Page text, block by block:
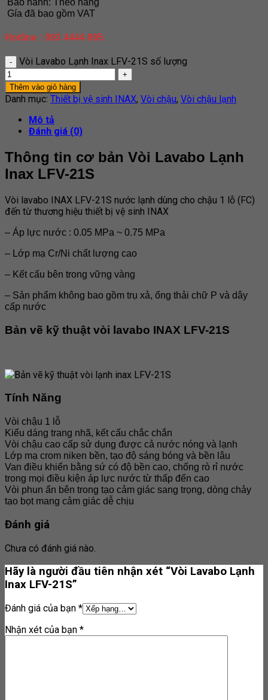
Gía đã bao gồm VAT
Hotline : 093 4444 895
Vòi Lavabo Lạnh Inax LFV-21S số lượng
Thêm vào giỏ hàng
Danh mục: Thiết bị vệ sinh INAX, Vòi chậu, Vòi chậu lạnh
Mô tả
Đánh giá (0)
Thông tin cơ bản Vòi Lavabo Lạnh
Inax LFV-21S
Vòi lavabo INAX LFV-21S nước lạnh dùng cho chậu 1 lỗ (FC)
đến từ thương hiệu thiết bị vệ sinh INAX
– Áp lực nước : 0.05 MPa ~ 0.75 MPa
– Lớp mạ Cr/Ni chất lượng cao
– Kết cấu bên trong vững vàng
– Sản phẩm không bao gồm trụ xả, ống thải chữ P và dây
cấp nước
Bản vẽ kỹ thuật vòi lavabo INAX LFV-21S
Tính Năng
Vòi chậu 1 lỗ
Kiểu dáng trang nhã, kết cấu chắc chắn
Vòi chậu cao cấp sử dụng được cả nước nóng và lạnh
Lớp mạ crom niken bền, tạo độ sáng bóng và bền lâu
Van điều khiển bằng sứ có độ bền cao, chống rò rỉ nước
trong mọi điều kiện áp lực nước từ thấp đến cao
Vòi phun ẩn bên trong tạo cảm giác sang trọng, dòng chảy
tạo bọt mang cảm giác dễ chịu
Đánh giá
Chưa có đánh giá nào.
Hãy là người đầu tiên nhận xét “Vòi Lavabo Lạnh
Inax LFV-21S”
Đánh giá của bạn *
Nhận xét của bạn *